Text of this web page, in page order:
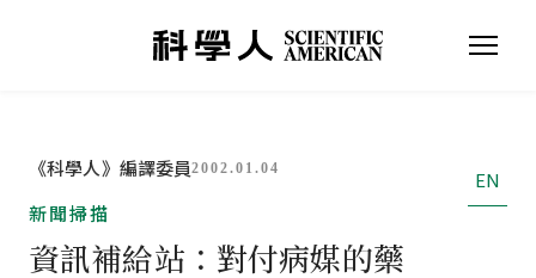
《科學人》編譯委員2002.01.04
EN
新聞掃描
資訊補給站：對付病媒的藥